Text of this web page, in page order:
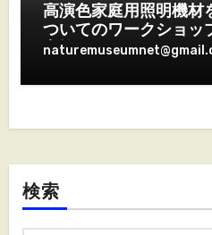
高演色家庭用照明機材
ついてのワークショッ
実施しました。
検索